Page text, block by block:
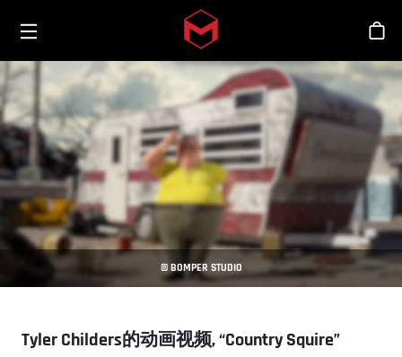
Skip to main content
商
© BOMPER STUDIO
Tyler Childers的动画视频, “Country Squire”